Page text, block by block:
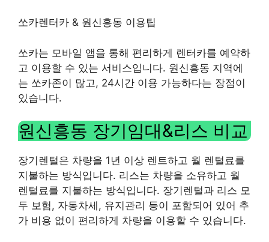
쏘카렌터카 & 원신흥동 이용팁
쏘카는 모바일 앱을 통해 편리하게 렌터카를 예약하
고 이용할 수 있는 서비스입니다. 원신흥동 지역에
는 쏘카존이 많고, 24시간 이용 가능하다는 장점이
있습니다.
원신흥동 장기임대&리스 비교
장기렌털은 차량을 1년 이상 렌트하고 월 렌털료를
지불하는 방식입니다. 리스는 차량을 소유하고 월
렌털료를 지불하는 방식입니다. 장기렌털과 리스 모
두 보험, 자동차세, 유지관리 등이 포함되어 있어 추
가 비용 없이 편리하게 차량을 이용할 수 있습니다.